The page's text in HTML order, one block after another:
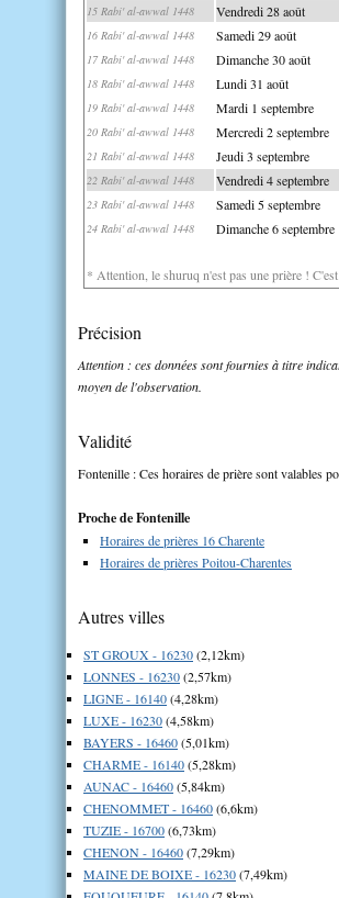
15 Rabi' al-awwal 1448 Vendredi 28 août
16 Rabi' al-awwal 1448 Samedi 29 août
17 Rabi' al-awwal 1448 Dimanche 30 août
18 Rabi' al-awwal 1448 Lundi 31 août
19 Rabi' al-awwal 1448 Mardi 1 septembre
20 Rabi' al-awwal 1448 Mercredi 2 septembre
21 Rabi' al-awwal 1448 Jeudi 3 septembre
22 Rabi' al-awwal 1448 Vendredi 4 septembre
23 Rabi' al-awwal 1448 Samedi 5 septembre
24 Rabi' al-awwal 1448 Dimanche 6 septembre
* Attention, le shuruq n'est pas une prière !
Précision
Attention : ces données sont fournies à titre
moyen de l'observation.
Validité
Fontenille : Ces horaires de prière sont valables
Proche de Fontenille
Horaires de prières 16 Charente
Horaires de prières Poitou-Charentes
Autres villes
ST GROUX - 16230(2,12km)
LONNES - 16230(2,57km)
LIGNE - 16140(4,28km)
LUXE - 16230(4,58km)
BAYERS - 16460(5,01km)
CHARME - 16140(5,28km)
AUNAC - 16460(5,84km)
CHENOMMET - 16460(6,6km)
TUZIE - 16700(6,73km)
CHENON - 16460(7,29km)
MAINE DE BOIXE - 16230(7,49km)